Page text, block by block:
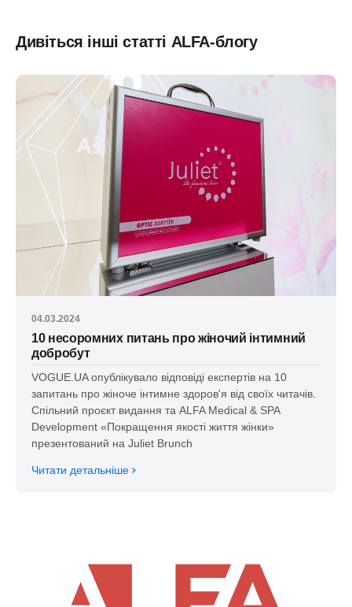
Дивіться інші статті ALFA-блогу
04.03.2024
10 несоромних питань про жіночий інтимний
добробут
VOGUE.UA опублікувало відповіді експертів на 10
запитань про жіноче інтимне здоров'я від своїх читачів.
Спільний проєкт видання та ALFA Medical & SPA
Development «Покращення якості життя жінки»
презентований на Juliet Brunch
Читати детальніше